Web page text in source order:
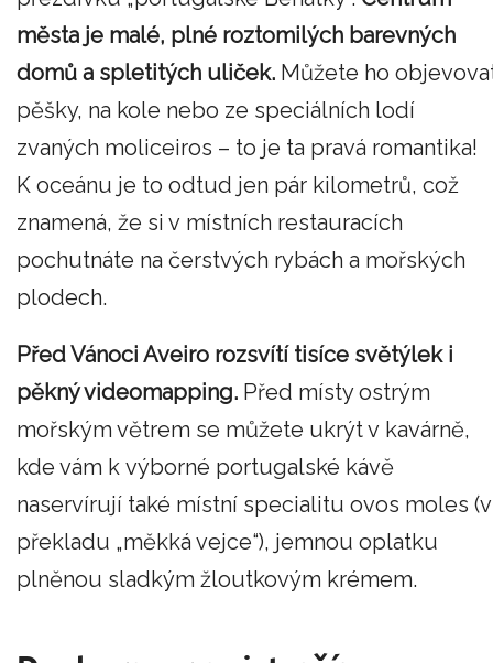
města je malé, plné roztomilých barevných
domů a spletitých uliček. Můžete ho
pěšky, na kole nebo ze speciálních lodí
zvaných moliceiros – to je ta pravá romantika!
K oceánu je to odtud jen pár kilometrů, což
znamená, že si v místních restauracích
pochutnáte na čerstvých rybách a mořských
plodech.
Před Vánoci Aveiro rozsvítí tisíce světýlek i
pěkný videomapping. Před místy ostrým
mořským větrem se můžete ukrýt v kavárně,
kde vám k výborné portugalské kávě
naservírují také místní specialitu ovos moles (v
překladu „měkká vejce“), jemnou oplatku
plněnou sladkým žloutkovým krémem.